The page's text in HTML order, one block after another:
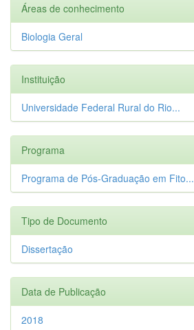
Áreas de conhecimento
Biologia Geral
Instituição
Universidade Federal Rural do Rio...
Programa
Programa de Pós-Graduação em Fito...
Tipo de Documento
Dissertação
Data de Publicação
2018